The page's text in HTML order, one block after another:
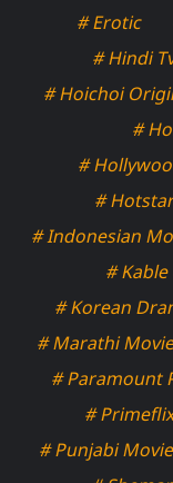
# Erotic
# Hindi
# Hoichoi
#
#
#
# Indonesian
#
# Korean
# Marathi
# Paramount
#
# Punjabi